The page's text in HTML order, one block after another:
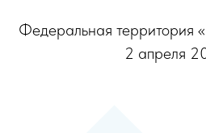
Федеральная территория
2 апреля